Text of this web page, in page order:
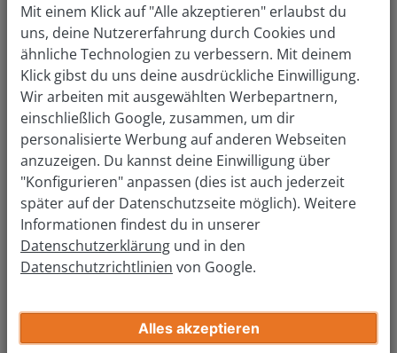
Gratis Autowert berechnen
Über 4 Mio Kunden sind überzeugt. Auto bewerten &
verkaufen: so einfach wie nie!
Führerscheinstelle
Sindelfingen
Adresse Führerscheinstelle:
KFZ-Zulassungs-
und Führerscheinstelle
Parkstraße 16
(07031) 663-1425
Fax.: (07031) 663-1912
Mit einem Klick auf "Alle akzeptieren" erlaubst du
uns, deine Nutzererfahrung durch Cookies und
ähnliche Technologien zu verbessern. Mit deinem
Klick gibst du uns deine ausdrückliche Einwilligung.
Wir arbeiten mit ausgewählten Werbepartnern,
einschließlich Google, zusammen, um dir
personalisierte Werbung auf anderen Webseiten
anzuzeigen. Du kannst deine Einwilligung über
"Konfigurieren" anpassen (dies ist auch jederzeit
später auf der Datenschutzseite möglich). Weitere
Informationen findest du in unserer
Datenschutzerklärung und in den
Datenschutzrichtlinien von Google.
Alles akzeptieren